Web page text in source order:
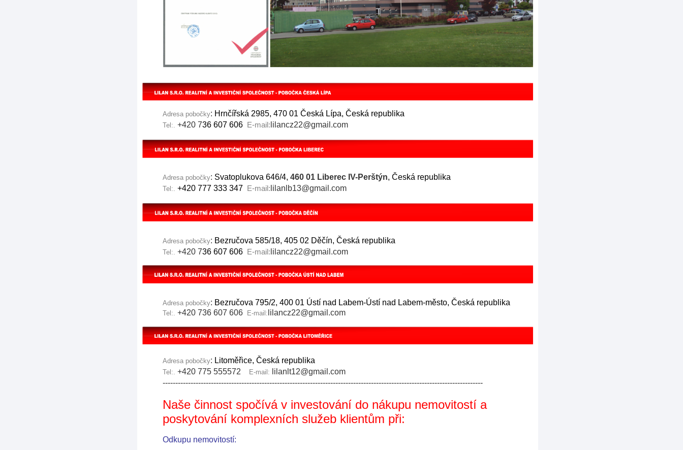
Adresa pobočky: Hrnčířská 2985, 470 01 Česká Lípa, Česká republika
Tel:. +420 736 607 606 E-mail: lilancz22@gmail.com
Adresa pobočky: Svatoplukova 646/4, 460 01 Liberec IV-Perštýn, Česká republika
Tel:. +420 777 333 347 E-mail: lilanlb13@gmail.com
Adresa pobočky: Bezručova 585/18, 405 02 Děčín, Česká republika
Tel:. +420 736 607 606 E-mail: lilancz22@gmail.com
Adresa pobočky: Bezručova 795/2, 400 01 Ústí nad Labem-Ústí nad Labem-město, Česká republika
Tel:. +420 736 607 606 E-mail: lilancz22@gmail.com
Adresa pobočky: Litoměřice, Česká republika
Tel:. +420 775 555572 E-mail:
lilanlt12@gmail.com
------------------------------------------------------------------------------------------------------------------------------
Naše činnost spočívá v investování do nákupu nemovitostí a
poskytování komplexních služeb klientům při:
Odkupu nemovitostí: